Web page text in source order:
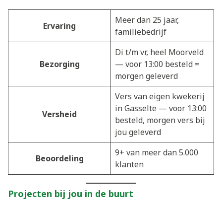
Ervaring
Meer dan 25 jaar,
familiebedrijf
Bezorging
Di t/m vr, heel Moorveld
— voor 13:00 besteld =
morgen geleverd
Versheid
Vers van eigen kwekerij
in Gasselte — voor 13:00
besteld, morgen vers bij
jou geleverd
Beoordeling
9+ van meer dan 5.000
klanten
Projecten bij jou in de buurt